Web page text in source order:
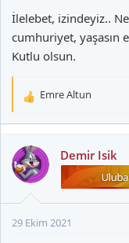
İlelebet, izindeyiz..
cumhuriyet, yaşasın
Kutlu olsun.
T
k
i
l
:
Emre Altun
Demir Isik
29 Ekim 2021